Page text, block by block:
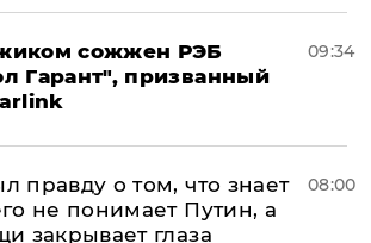
сожжен РЭБ
Гарант", призванный
09:34
правду о том, что знает
не понимает Путин, а
закрывает глаза
08:00